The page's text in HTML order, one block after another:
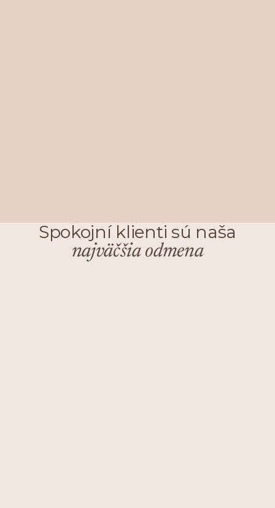
Spokojní klienti sú naša
najväčšia odmena